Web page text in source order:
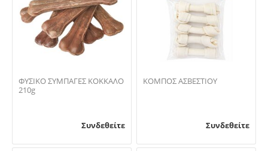
ΦΥΣΙΚΟ ΣΥΜΠΑΓΕΣ ΚΟΚΚΑΛΟ
210g
Συνδεθείτε
ΚΟΜΠΟΣ ΑΣΒΕΣΤΙΟΥ
Συνδεθείτε